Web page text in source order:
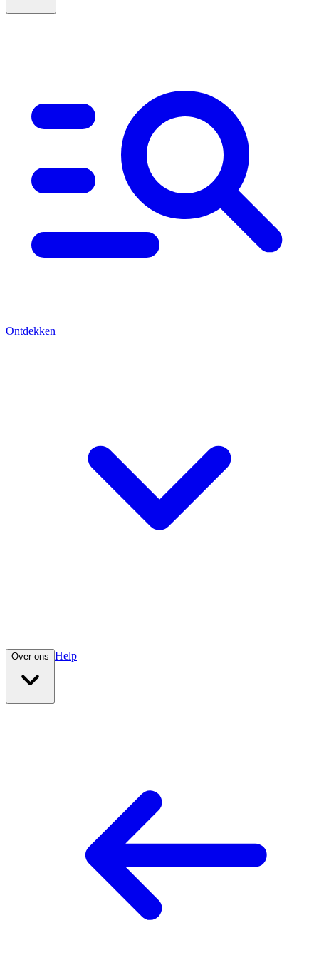
Ontdekken
Over ons Help